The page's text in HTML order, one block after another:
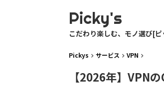
Picky's
こだわり楽しむ、モノ選び[
Pickys サービス VPN
【2026年】VPN